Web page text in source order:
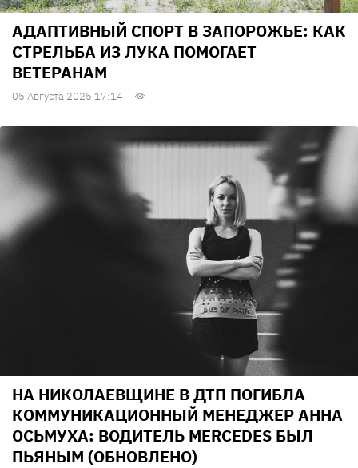
АДАПТИВНЫЙ СПОРТ В ЗАПОРОЖЬЕ: КАК
СТРЕЛЬБА ИЗ ЛУКА ПОМОГАЕТ
ВЕТЕРАНАМ
05 Августа 2025 17:14
НА НИКОЛАЕВЩИНЕ В ДТП ПОГИБЛА
КОММУНИКАЦИОННЫЙ МЕНЕДЖЕР АННА
ОСЬМУХА: ВОДИТЕЛЬ MERCEDES БЫЛ
ПЬЯНЫМ (ОБНОВЛЕНО)